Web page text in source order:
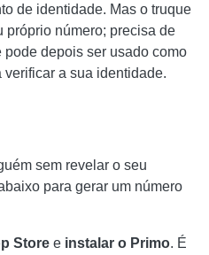
de identidade. Mas o truque
próprio número; precisa de
depois ser usado como
verificar a sua identidade.
sem revelar o seu
para gerar um número
Store e instalar o Primo. É